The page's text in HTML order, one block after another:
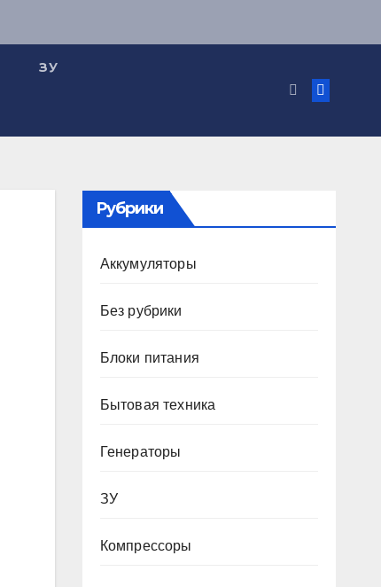
ЗУ
Рубрики
Аккумуляторы
Без рубрики
Блоки питания
Бытовая техника
Генераторы
ЗУ
Компрессоры